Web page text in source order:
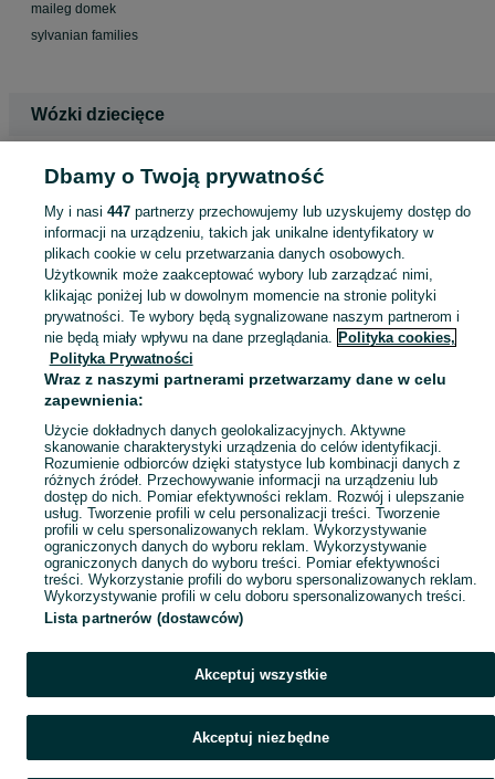
maileg domek
sylvanian families
Wózki dziecięce
wózek 2w1
wózek dziecięcy espiro milo
lionelo annet plus
fotel
cybex zeno
bugaboo
babybjorn
wózek niemowlęcy
wózek dziecięcy espiro
wózek do biegania
wózek do biegania thule
wózek do biegania cybex
wózek samolotowy
Foteliki - Nosidełka
fotelik samochodowy
baby carrier
baza isofix cybex
fotelik od 9 do 36 kg
sandały
Dbamy o Twoją prywatność
My i nasi 447partnerzy przechowujemy lub uzyskujemy dostęp do
informacji na urządzeniu, takich jak unikalne identyfikatory w
plikach cookie w celu przetwarzania danych osobowych.
Użytkownik może zaakceptować wybory lub zarządzać nimi,
klikając poniżej lub w dowolnym momencie na stronie polityki
prywatności. Te wybory będą sygnalizowane naszym partnerom i
nie będą miały wpływu na dane przeglądania. Polityka cookies,
Polityka Prywatności
Wraz z naszymi partnerami przetwarzamy dane w celu
zapewnienia:
Użycie dokładnych danych geolokalizacyjnych. Aktywne
skanowanie charakterystyki urządzenia do celów identyfikacji.
Rozumienie odbiorców dzięki statystyce lub kombinacji danych z
różnych źródeł. Przechowywanie informacji na urządzeniu lub
dostęp do nich. Pomiar efektywności reklam. Rozwój i ulepszanie
usług. Tworzenie profili w celu personalizacji treści. Tworzenie
profili w celu spersonalizowanych reklam. Wykorzystywanie
ograniczonych danych do wyboru reklam. Wykorzystywanie
ograniczonych danych do wyboru treści. Pomiar efektywności
treści. Wykorzystanie profili do wyboru spersonalizowanych reklam.
Wykorzystywanie profili w celu doboru spersonalizowanych treści.
Lista partnerów (dostawców)
Akceptuj wszystkie
Akceptuj niezbędne